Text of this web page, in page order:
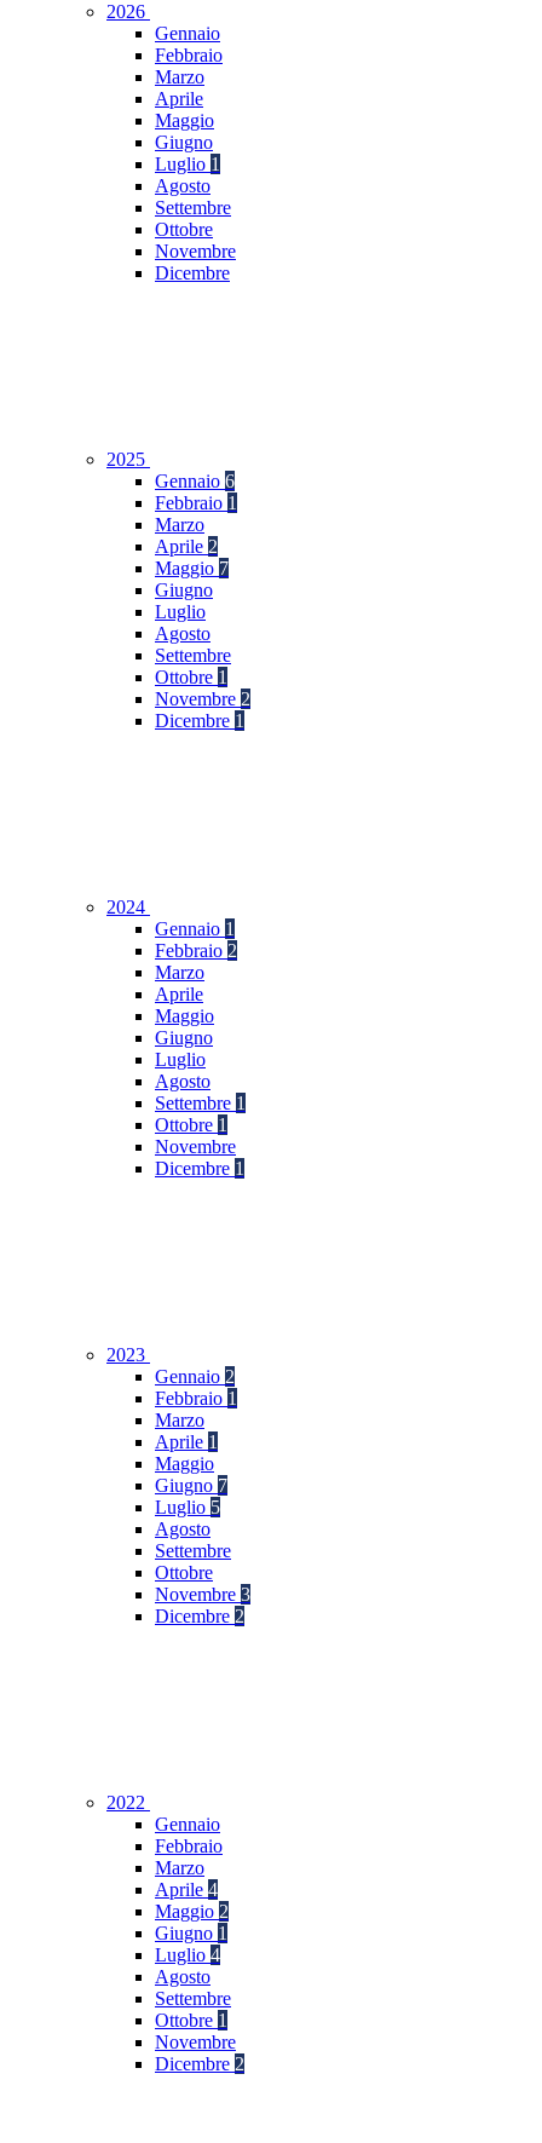
2026
Gennaio
Febbraio
Marzo
Aprile
Maggio
Giugno
Luglio 1
Agosto
Settembre
Ottobre
Novembre
Dicembre
2025
Gennaio 6
Febbraio 1
Marzo
Aprile 2
Maggio 7
Giugno
Luglio
Agosto
Settembre
Ottobre 1
Novembre 2
Dicembre 1
2024
Gennaio 1
Febbraio 2
Marzo
Aprile
Maggio
Giugno
Luglio
Agosto
Settembre 1
Ottobre 1
Novembre
Dicembre 1
2023
Gennaio 2
Febbraio 1
Marzo
Aprile 1
Maggio
Giugno 7
Luglio 5
Agosto
Settembre
Ottobre
Novembre 3
Dicembre 2
2022
Gennaio
Febbraio
Marzo
Aprile 4
Maggio 2
Giugno 1
Luglio 4
Agosto
Settembre
Ottobre 1
Novembre
Dicembre 2